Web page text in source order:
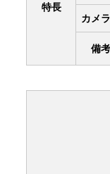
特長
カメ
備考